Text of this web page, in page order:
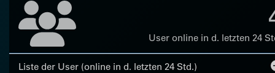
User online in d. letzten 24
Liste der User (online in d. letzten 24 Std.)